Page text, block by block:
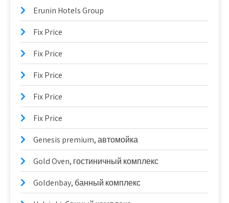
Erunin Hotels Group
Fix Price
Fix Price
Fix Price
Fix Price
Fix Price
Genesis premium, автомойка
Gold Oven, гостиничный комплекс
Goldenbay, банный комплекс